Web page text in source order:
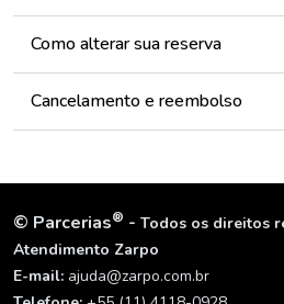
Como alterar sua reserva
Cancelamento e reembolso
© Parcerias® - Todos os direitos
Atendimento Zarpo
E-mail: ajuda@zarpo.com.br